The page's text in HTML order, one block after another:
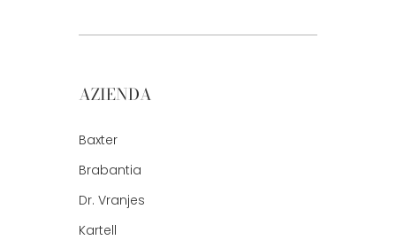
AZIENDA
Baxter
Brabantia
Dr. Vranjes
Kartell